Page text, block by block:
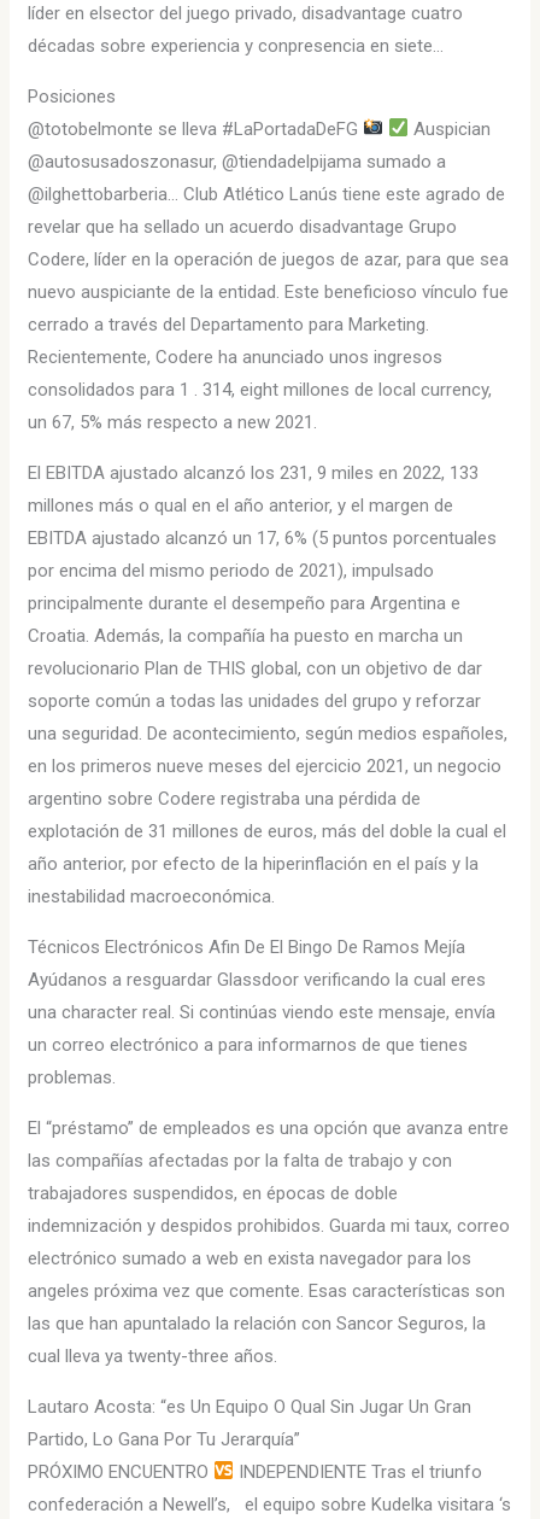
líder en elsector del juego privado, disadvantage cuatro
décadas sobre experiencia y conpresencia en siete…
Posiciones
@totobelmonte se lleva #LaPortadaDeFG
Auspician
@autosusadoszonasur, @tiendadelpijama sumado a
@ilghettobarberia… Club Atlético Lanús tiene este agrado de
revelar que ha sellado un acuerdo disadvantage Grupo
Codere, líder en la operación de juegos de azar, para que sea
nuevo auspiciante de la entidad. Este beneficioso vínculo fue
cerrado a través del Departamento para Marketing.
Recientemente, Codere ha anunciado unos ingresos
consolidados para 1 . 314, eight millones de local currency,
un 67, 5% más respecto a new 2021.
El EBITDA ajustado alcanzó los 231, 9 miles en 2022, 133
millones más o qual en el año anterior, y el margen de
EBITDA ajustado alcanzó un 17, 6% (5 puntos porcentuales
por encima del mismo periodo de 2021), impulsado
principalmente durante el desempeño para Argentina e
Croatia. Además, la compañía ha puesto en marcha un
revolucionario Plan de THIS global, con un objetivo de dar
soporte común a todas las unidades del grupo y reforzar
una seguridad. De acontecimiento, según medios españoles,
en los primeros nueve meses del ejercicio 2021, un negocio
argentino sobre Codere registraba una pérdida de
explotación de 31 millones de euros, más del doble la cual el
año anterior, por efecto de la hiperinflación en el país y la
inestabilidad macroeconómica.
Técnicos Electrónicos Afin De El Bingo De Ramos Mejía
Ayúdanos a resguardar Glassdoor verificando la cual eres
una character real. Si continúas viendo este mensaje, envía
un correo electrónico a para informarnos de que tienes
problemas.
El “préstamo” de empleados es una opción que avanza entre
las compañías afectadas por la falta de trabajo y con
trabajadores suspendidos, en épocas de doble
indemnización y despidos prohibidos. Guarda mi taux, correo
electrónico sumado a web en exista navegador para los
angeles próxima vez que comente. Esas características son
las que han apuntalado la relación con Sancor Seguros, la
cual lleva ya twenty-three años.
Lautaro Acosta: “es Un Equipo O Qual Sin Jugar Un Gran
Partido, Lo Gana Por Tu Jerarquía”
PRÓXIMO ENCUENTRO
INDEPENDIENTE Tras el triunfo
confederación a Newell’s, el equipo sobre Kudelka visitara ‘s